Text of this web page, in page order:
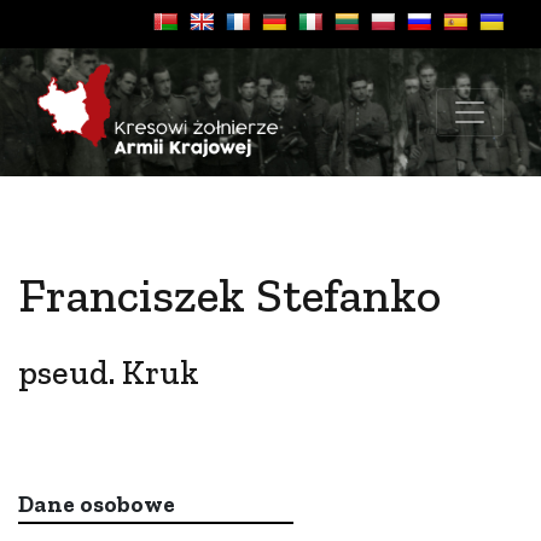
Franciszek Stefanko
pseud. Kruk
Dane osobowe